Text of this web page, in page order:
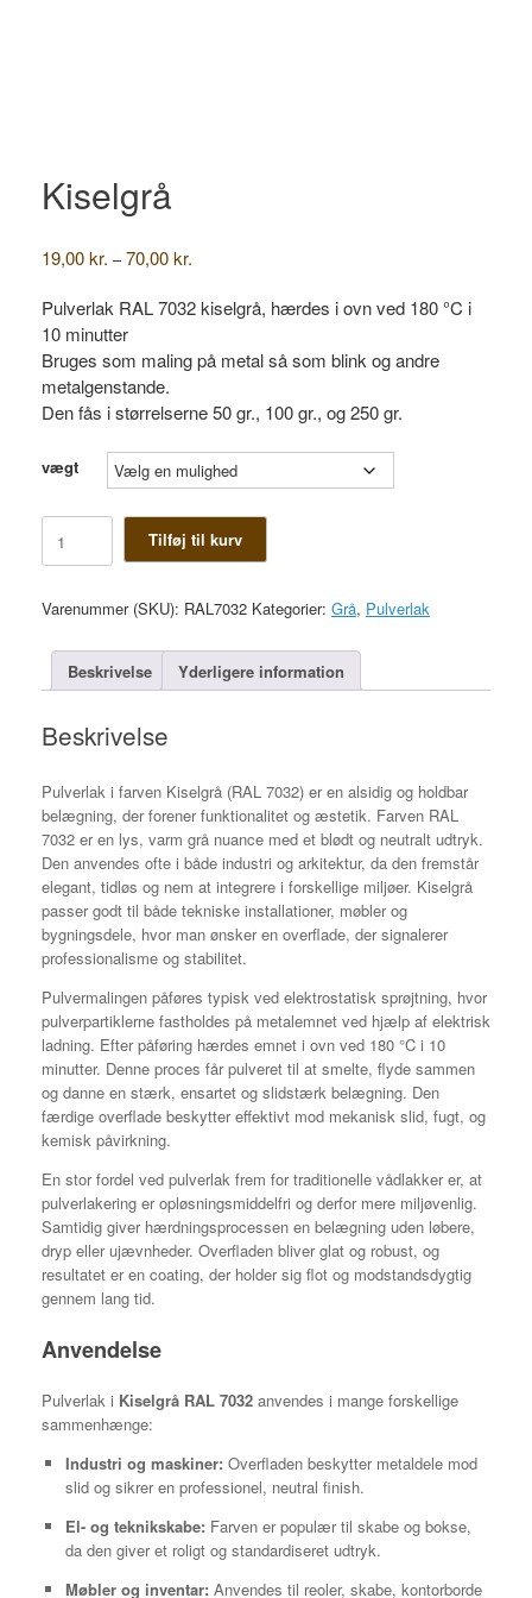
Kiselgrå
19,00kr. – 70,00kr.
til
70,00 kr.
Pulverlak RAL 7032 kiselgrå, hærdes i ovn ved 180 °C i
10 minutter
Bruges som maling på metal så som blink og andre
metalgenstande.
Den fås i størrelserne 50 gr., 100 gr., og 250 gr.
vægt
Kiselgrå
antal
Tilføj til kurv
Varenummer (SKU): RAL7032 Kategorier: Grå, Pulverlak
Beskrivelse Yderligere information
Beskrivelse
Pulverlak i farven Kiselgrå (RAL 7032) er en alsidig og holdbar
belægning, der forener funktionalitet og æstetik. Farven RAL
7032 er en lys, varm grå nuance med et blødt og neutralt udtryk.
Den anvendes ofte i både industri og arkitektur, da den fremstår
elegant, tidløs og nem at integrere i forskellige miljøer. Kiselgrå
passer godt til både tekniske installationer, møbler og
bygningsdele, hvor man ønsker en overflade, der signalerer
professionalisme og stabilitet.
Pulvermalingen påføres typisk ved elektrostatisk sprøjtning, hvor
pulverpartiklerne fastholdes på metalemnet ved hjælp af elektrisk
ladning. Efter påføring hærdes emnet i ovn ved 180 °C i 10
minutter. Denne proces får pulveret til at smelte, flyde sammen
og danne en stærk, ensartet og slidstærk belægning. Den
færdige overflade beskytter effektivt mod mekanisk slid, fugt, og
kemisk påvirkning.
En stor fordel ved pulverlak frem for traditionelle vådlakker er, at
pulverlakering er opløsningsmiddelfri og derfor mere miljøvenlig.
Samtidig giver hærdningsprocessen en belægning uden løbere,
dryp eller ujævnheder. Overfladen bliver glat og robust, og
resultatet er en coating, der holder sig flot og modstandsdygtig
gennem lang tid.
Anvendelse
Pulverlak i Kiselgrå RAL 7032 anvendes i mange forskellige
sammenhænge:
Industri og maskiner: Overfladen beskytter metaldele mod
slid og sikrer en professionel, neutral finish.
El- og teknikskabe: Farven er populær til skabe og bokse,
da den giver et roligt og standardiseret udtryk.
Møbler og inventar: Anvendes til reoler, skabe, kontorborde